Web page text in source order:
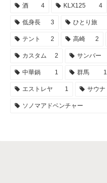
酒 4 KLX125 4
低身長 3 ひとり旅
テント 2 高崎 2
カスタム 2 サンバー
中華鍋 1 群馬 1
エストレヤ 1 サウナ
ソノマアドベンチャー